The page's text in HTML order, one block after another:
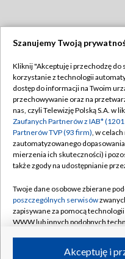
Abonament TVP
Emisja w TVP
Centrum informacji TVP
Naziemna Telewizja
Rada Programowa
System NOS
Informacje o nadawcy
Szanujemy Twoją
Kliknij "Akceptuję i przechodzę do
korzystanie z technologii
dostęp do informacji na Twoim
przechowywanie oraz na
nas, czyli Telewizję Polską S.A. w
Zaufanych Partnerów z IAB*
Partnerów TVP (93 firm), w
zautomatyzowanego
mierzenia ich skuteczności) i
także zgody na udostępnianie
Twoje dane osobowe zbierane
poszczególnych serwisów
zapisywane za pomocą
WWW lub innych podobnych
ruchu w Internecie.Akceptuję i